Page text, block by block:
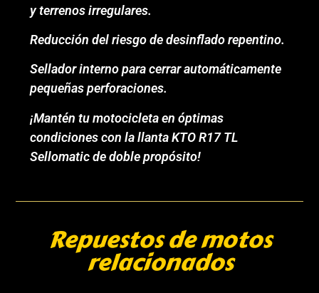
y terrenos irregulares.
Reducción del riesgo de desinflado repentino.
Sellador interno para cerrar automáticamente
pequeñas perforaciones.
¡Mantén tu motocicleta en óptimas
condiciones con la llanta KTO R17 TL
Sellomatic de doble propósito!
Repuestos de motos
relacionados